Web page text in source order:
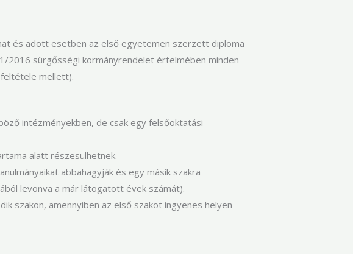
és adott esetben az első egyetemen szerzett diploma
2016 sürgősségi kormányrendelet értelmében minden
mellett).
intézményekben, de csak egy felsőoktatási
alatt részesülhetnek.
abbahagyják és egy másik szakra
levonva a már látogatott évek számát).
szakon, amennyiben az első szakot ingyenes helyen